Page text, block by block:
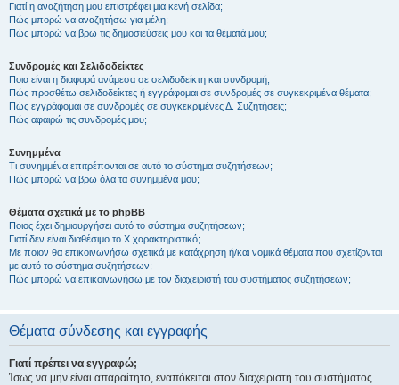
Γιατί η αναζήτηση μου επιστρέφει μια κενή σελίδα;
Πώς μπορώ να αναζητήσω για μέλη;
Πώς μπορώ να βρω τις δημοσιεύσεις μου και τα θέματά μου;
Συνδρομές και Σελιδοδείκτες
Ποια είναι η διαφορά ανάμεσα σε σελιδοδείκτη και συνδρομή;
Πώς προσθέτω σελιδοδείκτες ή εγγράφομαι σε συνδρομές σε συγκεκριμένα θέματα;
Πώς εγγράφομαι σε συνδρομές σε συγκεκριμένες Δ. Συζητήσεις;
Πώς αφαιρώ τις συνδρομές μου;
Συνημμένα
Τι συνημμένα επιτρέπονται σε αυτό το σύστημα συζητήσεων;
Πώς μπορώ να βρω όλα τα συνημμένα μου;
Θέματα σχετικά με το phpBB
Ποιος έχει δημιουργήσει αυτό το σύστημα συζητήσεων;
Γιατί δεν είναι διαθέσιμο το Χ χαρακτηριστικό;
Με ποιον θα επικοινωνήσω σχετικά με κατάχρηση ή/και νομικά θέματα που σχετίζονται
με αυτό το σύστημα συζητήσεων;
Πώς μπορώ να επικοινωνήσω με τον διαχειριστή του συστήματος συζητήσεων;
Θέματα σύνδεσης και εγγραφής
Γιατί πρέπει να εγγραφώ;
Ίσως να μην είναι απαραίτητο, εναπόκειται στον διαχειριστή του συστήματος